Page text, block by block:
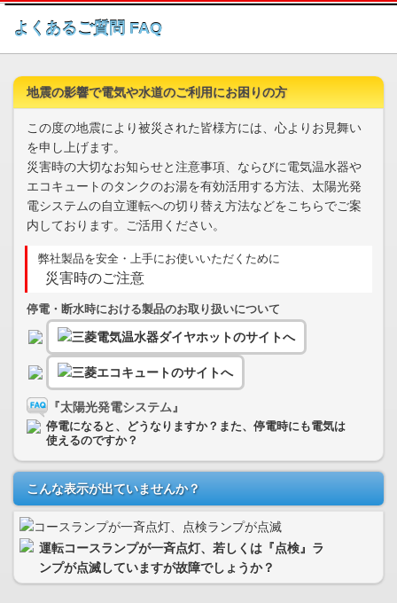
このページの本文へ
よくあるご質問 FAQ
地震の影響で電気や水道のご利用にお困りの方
この度の地震により被災された皆様方には、心よりお見舞い
を申し上げます。
災害時の大切なお知らせと注意事項、ならびに電気温水器や
エコキュートのタンクのお湯を有効活用する方法、太陽光発
電システムの自立運転への切り替え方法などをこちらでご案
内しております。ご活用ください。
弊社製品を安全・上手にお使いいただくために
災害時のご注意
停電・断水時における製品のお取り扱いについて
『太陽光発電システム』
停電になると、どうなりますか？また、停電時にも電気は
使えるのですか？
こんな表示が出ていませんか？
運転コースランプが一斉点灯、若しくは『点検』ラ
ンプが点滅していますが故障でしょうか？